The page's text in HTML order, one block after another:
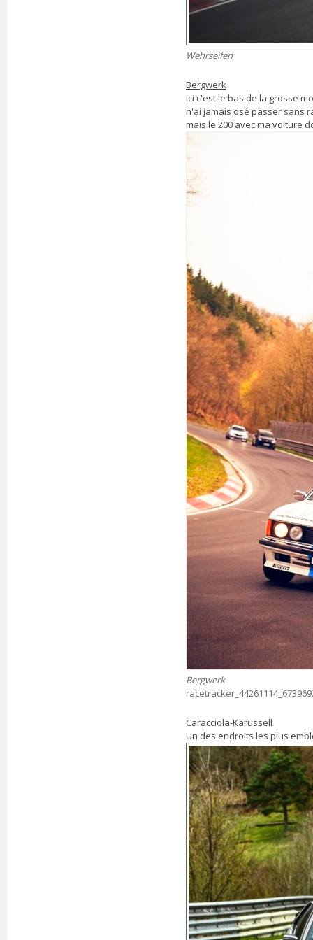
Wehrseifen
Bergwerk
Ici c'est le bas de la grosse
n'ai jamais osé passer sans
mais le 200 avec ma voiture
Bergwerk
Caracciola-Karussell
Un des endroits les plus